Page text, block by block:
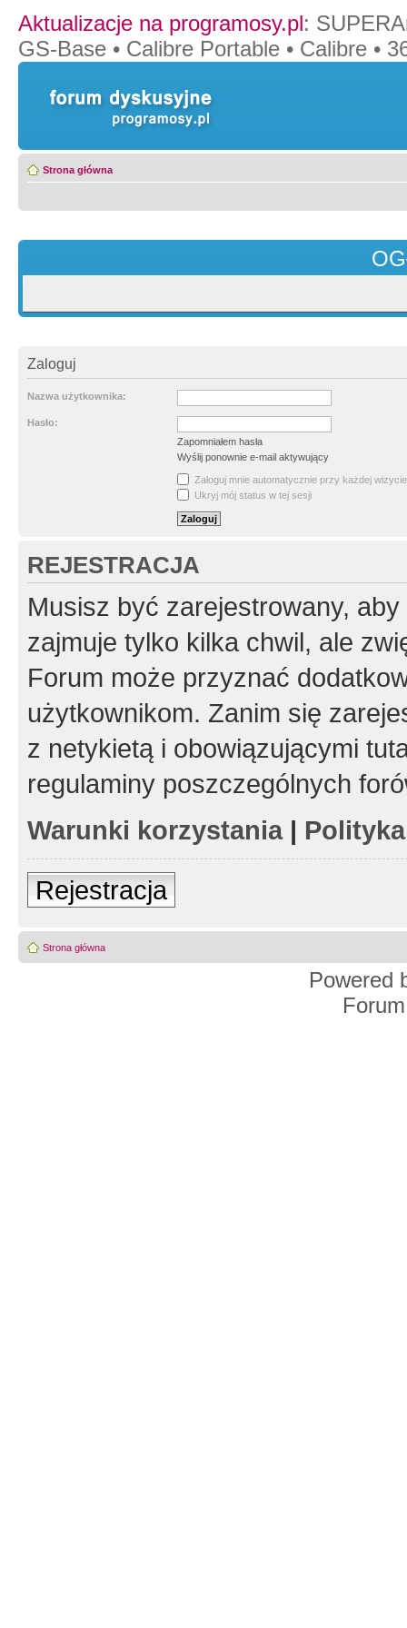
Aktualizacje na programosy.pl:
GS-Base • Calibre Portable • Calibre •
Strona główna
Zaloguj
Nazwa użytkownika:
Hasło:
Zapomniałem hasła
Wyślij ponownie e-mail aktywujący
Zaloguj mnie automatycznie przy każdej wizycie
Ukryj mój status w tej sesji
REJESTRACJA
Musisz być zarejestrowany,
zajmuje tylko kilka chwil, ale
Forum może przyznać
użytkownikom. Zanim się
z netykietą i obowiązującymi
regulaminy poszczególnych
Warunki korzystania|
Rejestracja
Strona główna
Powered